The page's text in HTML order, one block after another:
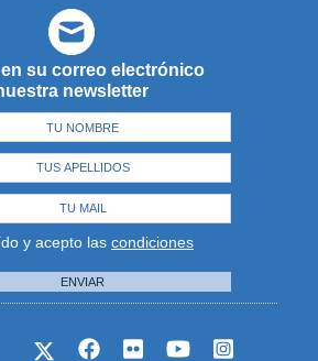
en su correo electrónico
newsletter
y acepto las condiciones
ENVIAR